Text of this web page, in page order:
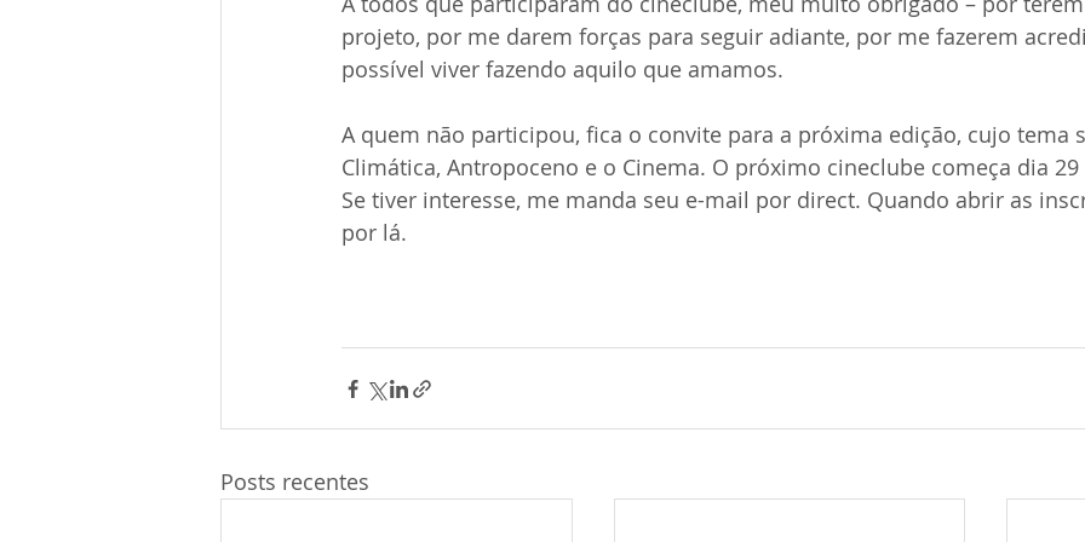
projeto, por me darem forças para seguir adiante, por me fazerem
possível viver fazendo aquilo que amamos.
A quem não participou, fica o convite para a próxima edição, cujo tema
Climática, Antropoceno e o Cinema. O próximo cineclube começa dia
Se tiver interesse, me manda seu e-mail por direct. Quando abrir as
por lá.
Posts recentes